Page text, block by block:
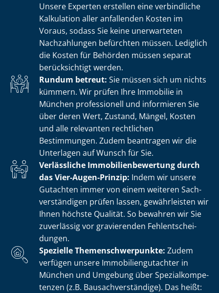
Unsere Experten erstellen eine verbindliche
Kalkulation aller anfallenden Kosten im
Voraus, sodass Sie keine unerwarteten
Nachzahlungen befürchten müssen. Lediglich
die Kosten für Behörden müssen separat
berücksichtigt werden.
Rundum betreut: Sie müssen sich um nichts
kümmern. Wir prüfen Ihre Immobilie in
München professionell und informieren Sie
über deren Wert, Zustand, Mängel, Kosten
und alle relevanten rechtlichen
Bestimmungen. Zudem beantragen wir die
Unterlagen auf Wunsch für Sie.
Verlässliche Im­mo­bi­li­en­be­wer­tung durch
das Vier-Augen-Prinzip: Indem wir unsere
Gutachten immer von einem weiteren Sach­
ver­stän­di­gen prüfen lassen, gewährleisten wir
Ihnen höchste Qualität. So bewahren wir Sie
zuverlässig vor gravierenden Fehl­ent­schei­
dun­gen.
Spezielle The­men­schwer­punk­te: Zudem
verfügen unsere Im­mo­bi­li­en­gut­ach­ter in
München und Umgebung über Spe­zi­al­kom­pe­
ten­zen (z.B. Bau­sach­ver­stän­di­ge). Das heißt: